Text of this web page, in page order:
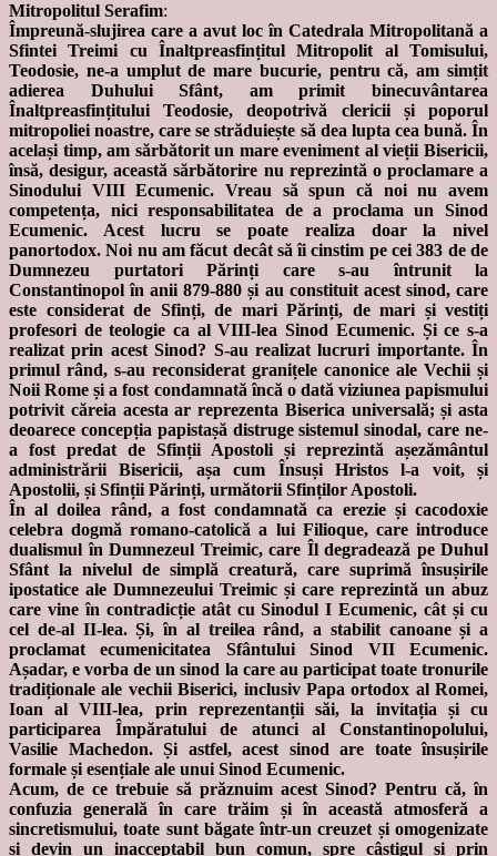
Mitropolitul Serafim:
Împreună-slujirea care a avut loc în Catedrala Mitropolitană a
Sfintei Treimi cu Înaltpreasfințitul Mitropolit al Tomisului,
Teodosie, ne-a umplut de mare bucurie, pentru că, am simțit
adierea Duhului Sfânt, am primit binecuvântarea
Înaltpreasfințitului Teodosie, deopotrivă clericii și poporul
mitropoliei noastre, care se străduiește să dea lupta cea bună. În
același timp, am sărbătorit un mare eveniment al vieții Bisericii,
însă, desigur, această sărbătorire nu reprezintă o proclamare a
Sinodului VIII Ecumenic. Vreau să spun că noi nu avem
competența, nici responsabilitatea de a proclama un Sinod
Ecumenic. Acest lucru se poate realiza doar la nivel
panortodox. Noi nu am făcut decât să îi cinstim pe cei 383 de de
Dumnezeu purtatori Părinți care s-au întrunit la
Constantinopol în anii 879-880 și au constituit acest sinod, care
este considerat de Sfinți, de mari Părinți, de mari și vestiți
profesori de teologie ca al VIII-lea Sinod Ecumenic. Și ce s-a
realizat prin acest Sinod? S-au realizat lucruri importante. În
primul rând, s-au reconsiderat granițele canonice ale Vechii și
Noii Rome și a fost condamnată încă o dată viziunea papismului
potrivit căreia acesta ar reprezenta Biserica universală; și asta
deoarece concepția papistașă distruge sistemul sinodal, care ne-
a fost predat de Sfinții Apostoli și reprezintă așezământul
administrării Bisericii, așa cum Însuși Hristos l-a voit, și
Apostolii, și Sfinții Părinți, următorii Sfinților Apostoli.
În al doilea rând, a fost condamnată ca erezie și cacodoxie
celebra dogmă romano-catolică a lui Filioque, care introduce
dualismul în Dumnezeul Treimic, care Îl degradează pe Duhul
Sfânt la nivelul de simplă creatură, care suprimă însușirile
ipostatice ale Dumnezeului Treimic și care reprezintă un abuz
care vine în contradicție atât cu Sinodul I Ecumenic, cât și cu
cel de-al II-lea. Și, în al treilea rând, a stabilit canoane și a
proclamat ecumenicitatea Sfântului Sinod VII Ecumenic.
Așadar, e vorba de un sinod la care au participat toate tronurile
tradiționale ale vechii Biserici, inclusiv Papa ortodox al Romei,
Ioan al VIII-lea, prin reprezentanții săi, la invitația și cu
participarea Împăratului de atunci al Constantinopolului,
Vasilie Machedon. Și astfel, acest sinod are toate însușirile
formale și esențiale ale unui Sinod Ecumenic.
Acum, de ce trebuie să prăznuim acest Sinod? Pentru că, în
confuzia generală în care trăim și în această atmosferă a
sincretismului, toate sunt băgate într-un creuzet și omogenizate
și devin un inacceptabil bun comun, spre câștigul și prin